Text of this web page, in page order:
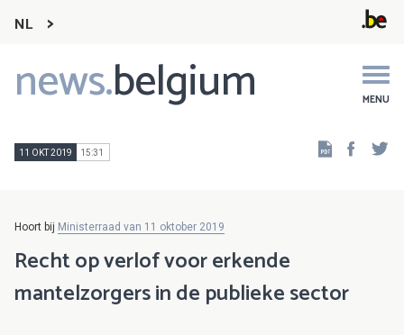
NL
news.belgium MENU
Main
navigation
11 OKT 2019 15:31
Hoort bij Ministerraad van 11 oktober 2019
Recht op verlof voor erkende
mantelzorgers in de publieke sector